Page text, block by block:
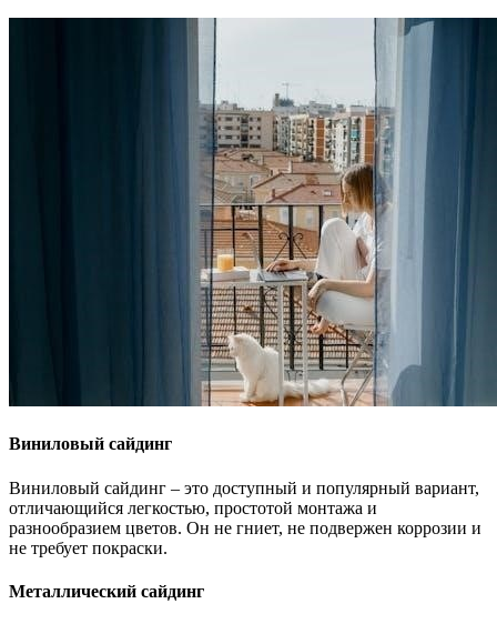
Виниловый сайдинг
Виниловый сайдинг – это доступный и популярный вариант,
отличающийся легкостью, простотой монтажа и
разнообразием цветов. Он не гниет, не подвержен коррозии и
не требует покраски.
Металлический сайдинг